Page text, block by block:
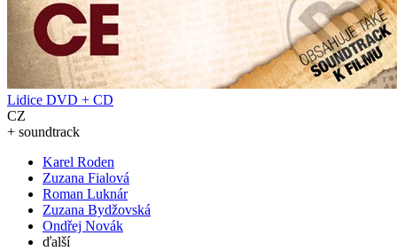
Lidice DVD + CD
CZ
+ soundtrack
Karel Roden
Zuzana Fialová
Roman Luknár
Zuzana Bydžovská
Ondřej Novák
ďalší